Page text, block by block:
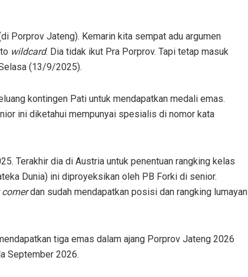
Porprov Jateng). Kemarin kita sempat adu argumen
wildcard. Dia tidak ikut Pra Porprov. Tapi tetap masuk
(13/9/2025).
kontingen Pati untuk mendapatkan medali emas.
ini diketahui mempunyai spesialis di nomor kata
Terakhir dia di Austria untuk penentuan rangking kelas
Dunia) ini diproyeksikan oleh PB Forki di senior.
comerdan sudah mendapatkan posisi dan rangking lumayan
tiga emas dalam ajang Porprov Jateng 2026
September 2026.